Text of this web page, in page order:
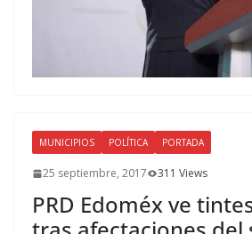
MUNICIPIOS POLÍTICA PORTADA
25 septiembre, 2017 311 Views
PRD Edoméx ve